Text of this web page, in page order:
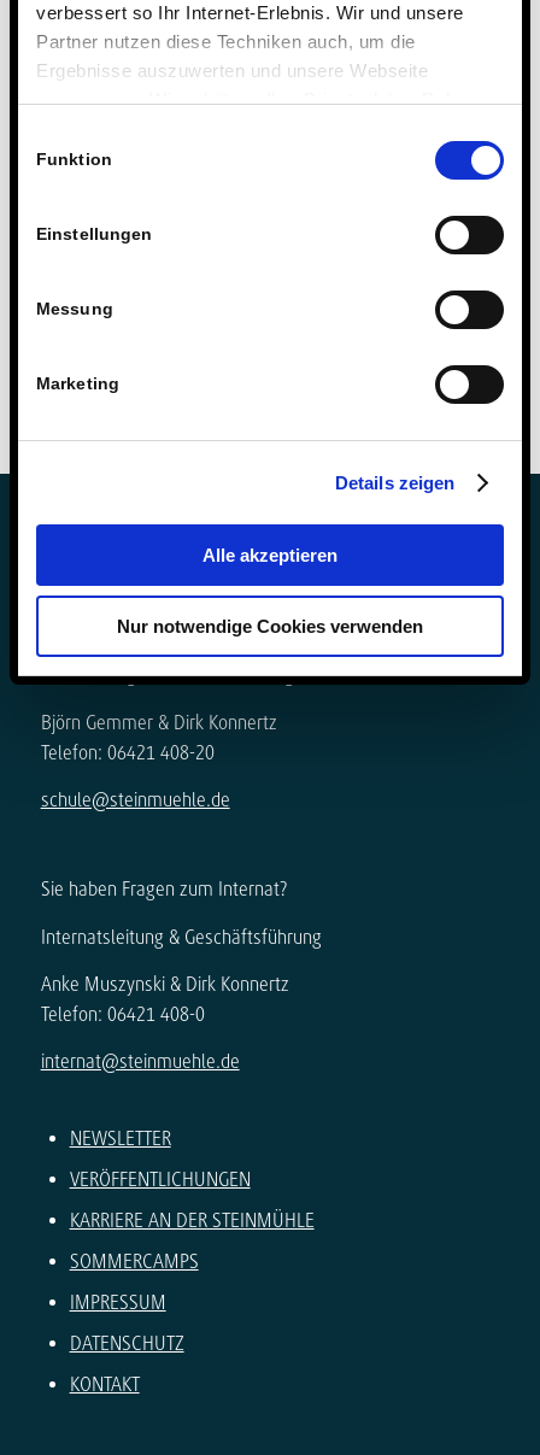
verbessert so Ihr Internet-Erlebnis. Wir und unsere
Partner nutzen diese Techniken auch, um die
Ergebnisse auszuwerten und unsere Webseite
anzupassen. Wir schätzen Ihre Privatsphäre. Daher
Technologien.
Funktion
Einstellungen
Messung
Marketing
Details zeigen
Alle akzeptieren
Nur notwendige Cookies verwenden
Sie haben Fragen zur Schule?
Schulleitung & Geschäftsführung
Björn Gemmer & Dirk Konnertz
Telefon: 06421 408-20
schule@steinmuehle.de
Sie haben Fragen zum Internat?
Internatsleitung & Geschäftsführung
Anke Muszynski & Dirk Konnertz
Telefon: 06421 408-0
internat@steinmuehle.de
NEWSLETTER
VERÖFFENTLICHUNGEN
KARRIERE AN DER STEINMÜHLE
SOMMERCAMPS
IMPRESSUM
DATENSCHUTZ
KONTAKT